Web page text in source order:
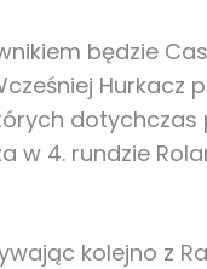
będzie
Hurkacz
dotychczas
w 4. rundzie
kolejno z